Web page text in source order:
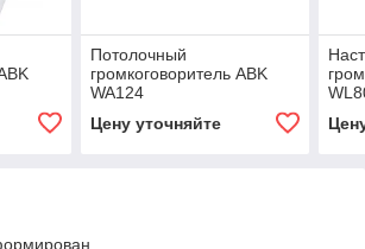
Потолочный
громкоговоритель ABK
WA124
Цену уточняйте